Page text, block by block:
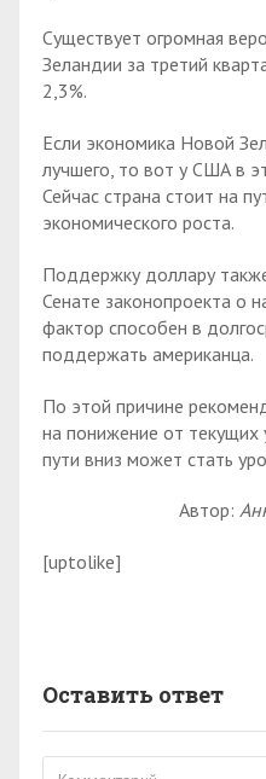
Существует огромная
Зеландии за третий
2,3%.
Если экономика Новой
лучшего, то вот у США в
Сейчас страна стоит на
экономического роста.
Поддержку доллару
Сенате законопроекта о
фактор способен в
поддержать американца.
По этой причине
на понижение от текущих
пути вниз может стать
Автор:
[uptolike]
Оставить ответ